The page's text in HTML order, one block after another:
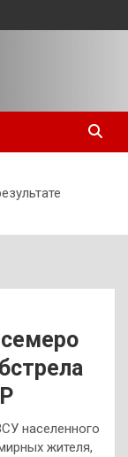
населенного
жителя,